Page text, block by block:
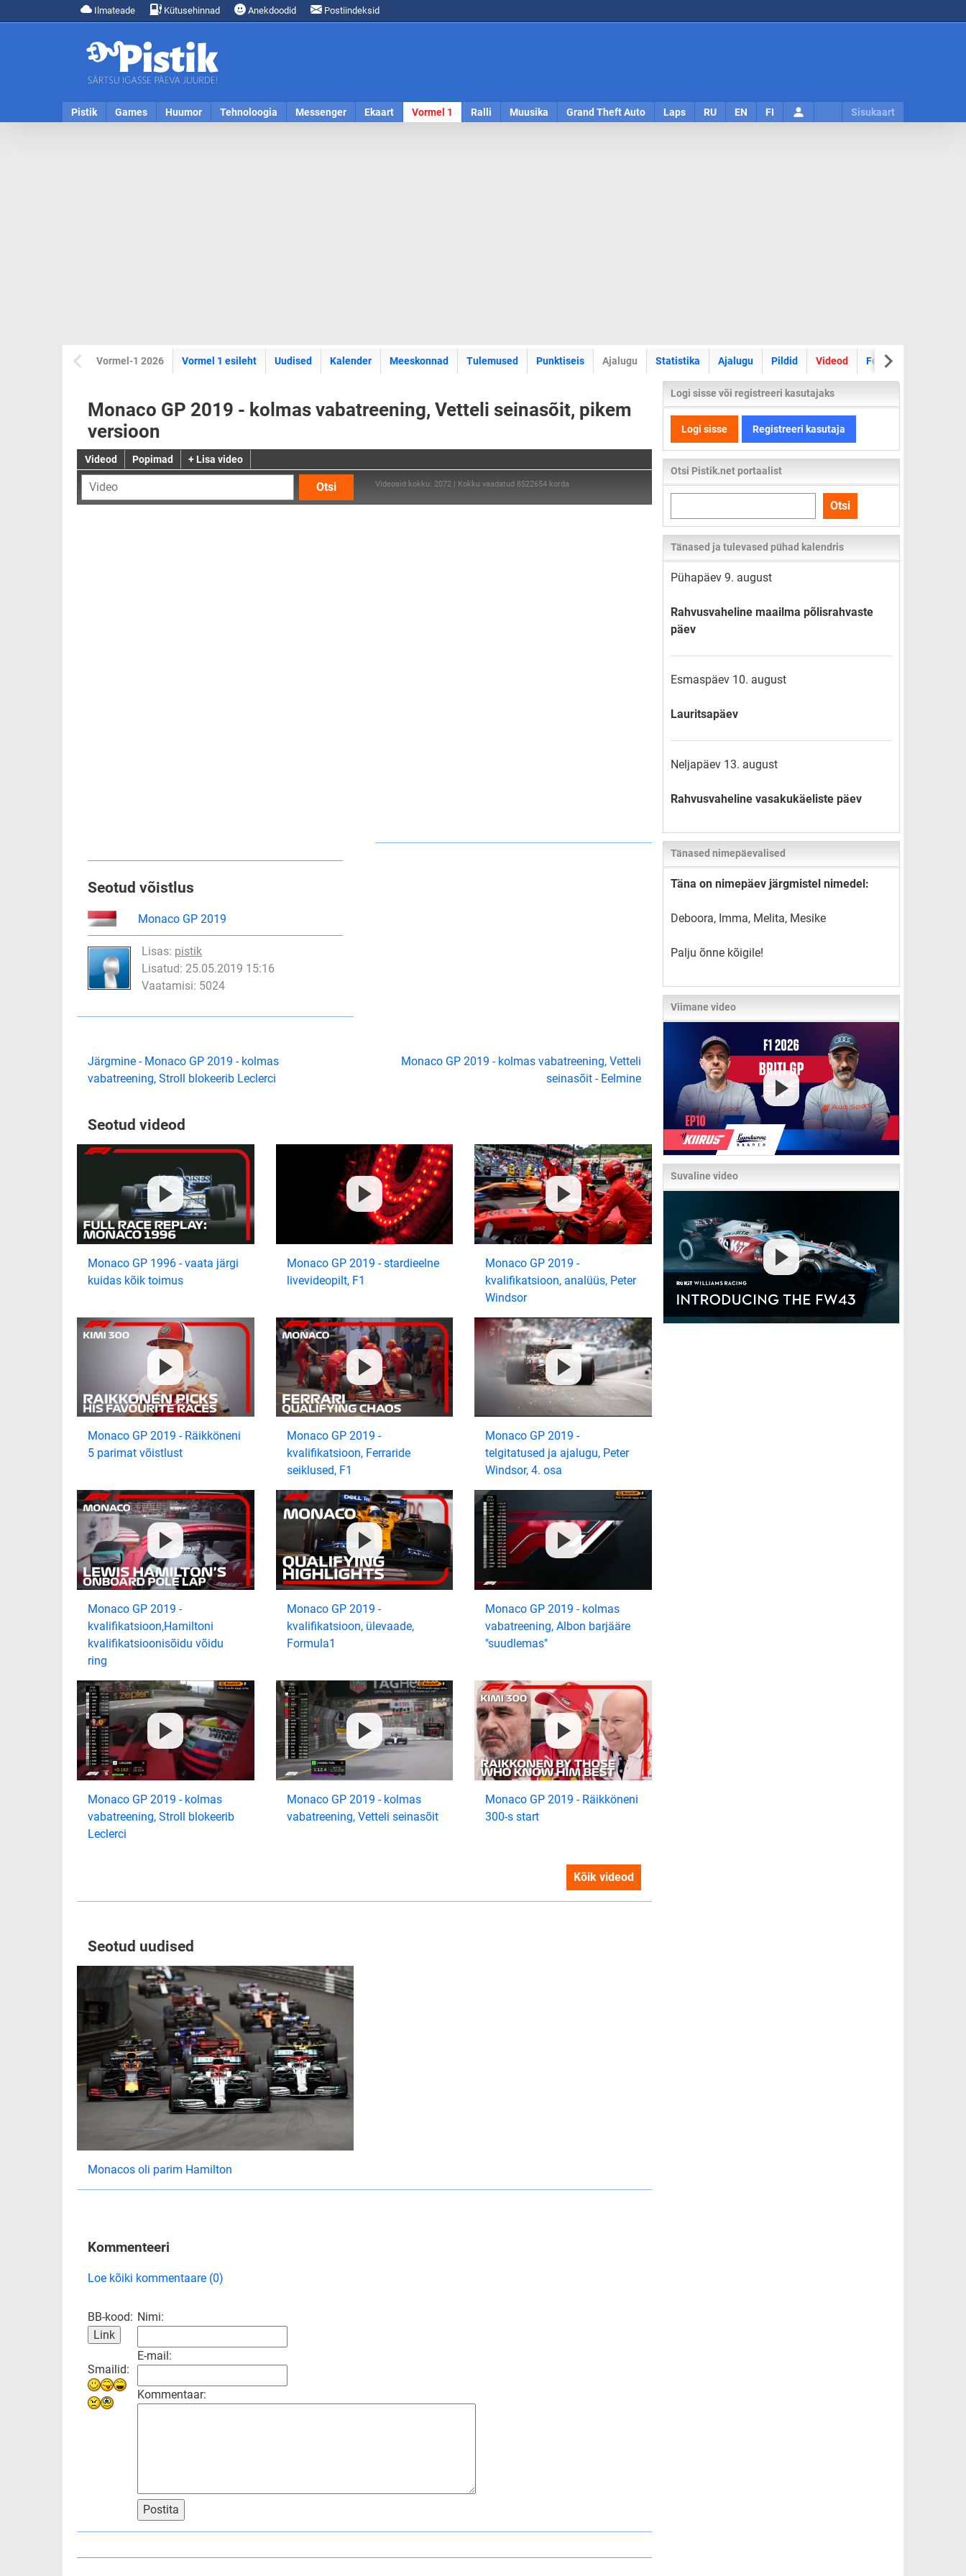
Ilmateade Kütusehinnad Anekdoodid Postiindeksid
Pistik Games Huumor Tehnoloogia Messenger Ekaart Vormel 1 Ralli Muusika Grand Theft Auto Laps RU EN FI Sisukaart
Vormel-1 2026 Vormel 1 esileht Uudised Kalender Meeskonnad Tulemused Punktiseis Ajalugu Statistika Ajalugu Pildid Videod Foorum
Monaco GP 2019 - kolmas vabatreening, Vetteli seinasõit, pikem
versioon
Videod Popimad + Lisa video
Otsi Videosid kokku: 2072 | Kokku vaadatud 8522654 korda
Seotud võistlus
Monaco GP 2019
Lisas: pistik
Lisatud: 25.05.2019 15:16
Vaatamisi: 5024
Järgmine - Monaco GP 2019 - kolmas
vabatreening, Stroll blokeerib Leclerci
Monaco GP 2019 - kolmas vabatreening, Vetteli
seinasõit - Eelmine
Seotud videod
Monaco GP 1996 - vaata järgi
kuidas kõik toimus
Monaco GP 2019 - stardieelne
livevideopilt, F1
Monaco GP 2019 -
kvalifikatsioon, analüüs, Peter
Windsor
Monaco GP 2019 - Räikköneni
5 parimat võistlust
Monaco GP 2019 -
kvalifikatsioon, Ferraride
seiklused, F1
Monaco GP 2019 -
telgitatused ja ajalugu, Peter
Windsor, 4. osa
Monaco GP 2019 -
kvalifikatsioon,Hamiltoni
kvalifikatsioonisõidu võidu
ring
Monaco GP 2019 -
kvalifikatsioon, ülevaade,
Formula1
Monaco GP 2019 - kolmas
vabatreening, Albon barjääre
"suudlemas"
Monaco GP 2019 - kolmas
vabatreening, Stroll blokeerib
Leclerci
Monaco GP 2019 - kolmas
vabatreening, Vetteli seinasõit
Monaco GP 2019 - Räikköneni
300-s start
Kõik videod
Seotud uudised
Monacos oli parim Hamilton
Kommenteeri
Loe kõiki kommentaare (0)
BB-kood:
Smailid:
Nimi:
E-mail:
Kommentaar:
Postita
Logi sisse või registreeri kasutajaks
Logi sisse Registreeri kasutaja
Otsi Pistik.net portaalist
kogu
lehelt
Otsi
Tänased ja tulevased pühad kalendris
Pühapäev 9. august
Rahvusvaheline maailma põlisrahvaste
päev
Esmaspäev 10. august
Lauritsapäev
Neljapäev 13. august
Rahvusvaheline vasakukäeliste päev
Tänased nimepäevalised
Täna on nimepäev järgmistel nimedel:
Deboora, Imma, Melita, Mesike
Palju õnne kõigile!
Viimane video
Suvaline video